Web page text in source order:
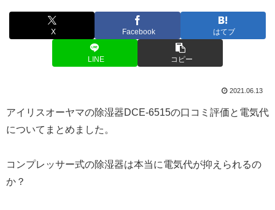
X Facebook はてブ
LINE コピー
2021.06.13
アイリスオーヤマの除湿器DCE-6515の口コミ評価と電気代
についてまとめました。
コンプレッサー式の除湿器は本当に電気代が抑えられるの
か？